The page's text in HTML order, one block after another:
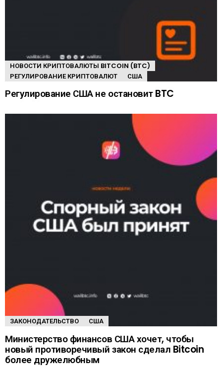
НОВОСТИ КРИПТОВАЛЮТЫ BITCOIN (BTC)
РЕГУЛИРОВАНИЕ КРИПТОВАЛЮТ
США
Регулирование США не остановит BTC
ЗАКОНОДАТЕЛЬСТВО США
Министерство финансов США хочет, чтобы
новый противоречивый закон сделал Bitcoin
более дружелюбным